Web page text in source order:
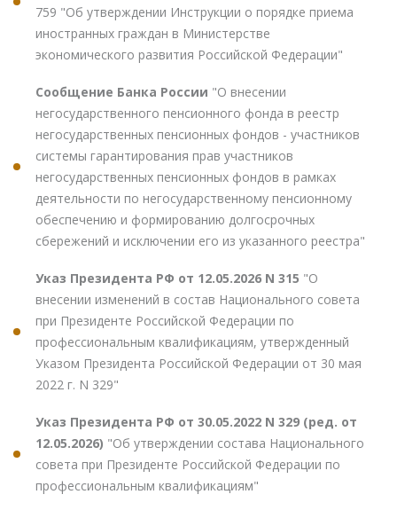
759 "Об утверждении Инструкции о порядке приема
иностранных граждан в Министерстве
экономического развития Российской Федерации"
Сообщение Банка России "О внесении
негосударственного пенсионного фонда в реестр
негосударственных пенсионных фондов - участников
системы гарантирования прав участников
негосударственных пенсионных фондов в рамках
деятельности по негосударственному пенсионному
обеспечению и формированию долгосрочных
сбережений и исключении его из указанного реестра"
Указ Президента РФ от 12.05.2026 N 315 "О
внесении изменений в состав Национального совета
при Президенте Российской Федерации по
профессиональным квалификациям, утвержденный
Указом Президента Российской Федерации от 30 мая
2022 г. N 329"
Указ Президента РФ от 30.05.2022 N 329 (ред. от
12.05.2026) "Об утверждении состава Национального
совета при Президенте Российской Федерации по
профессиональным квалификациям"